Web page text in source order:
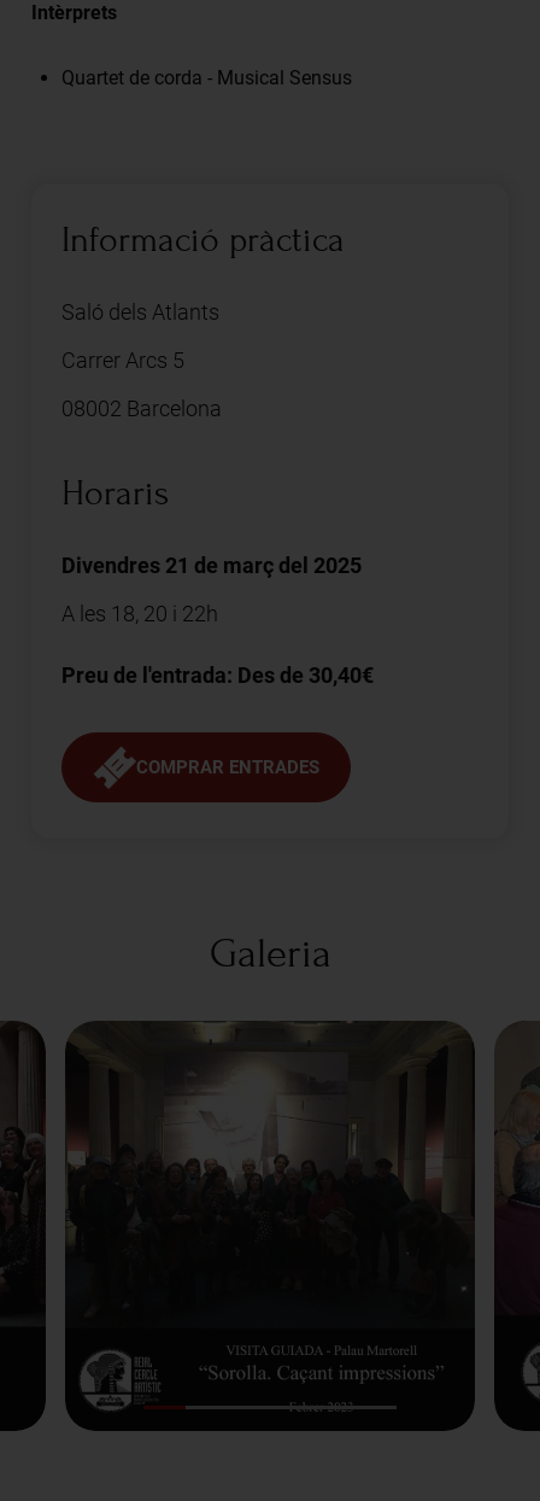
Intèrprets
Quartet de corda - Musical Sensus
Informació pràctica
Saló dels Atlants
Carrer Arcs 5
08002 Barcelona
Horaris
Divendres 21 de març del 2025
A les 18, 20 i 22h
Preu de l'entrada: Des de 30,40€
COMPRAR ENTRADES
Galeria